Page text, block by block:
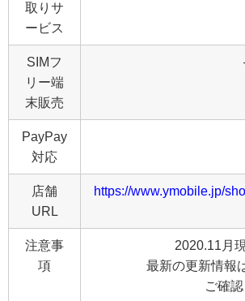
取りサ
ービス
SIMフ
リー端
末販売
PayPay
対応
店舗
URL
https://www.ymobile.jp/
注意事
項
2020.11月
最新の更新情報
ご確